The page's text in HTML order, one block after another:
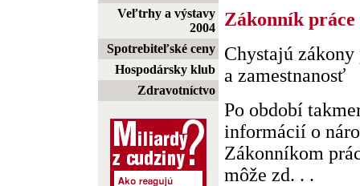
Veľtrhy a výstavy
2004
Spotrebiteľské ceny
Hospodársky klub
Zdravotníctvo
Zákonník
Chystajú
a zamestnanosť
Po období
informácií o
Zákonníkom
môže zd. . .